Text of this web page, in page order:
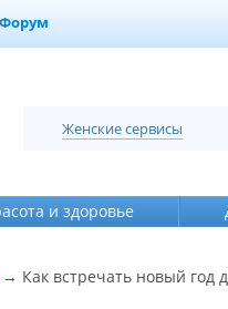
Форум
Женские сервисы
и здоровье
→ Как встречать новый год